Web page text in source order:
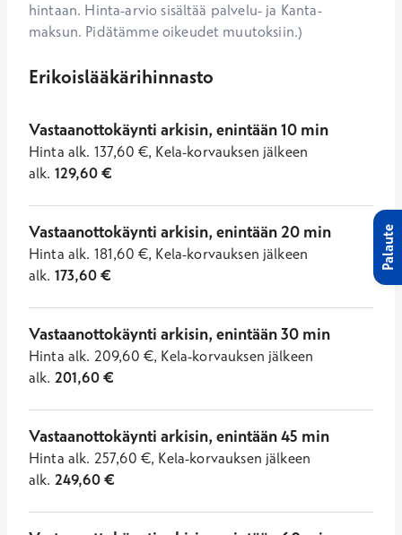
hintaan. Hinta-arvio sisältää palvelu- ja Kanta-
maksun. Pidätämme oikeudet muutoksiin.)
Erikoislääkärihinnasto
Vastaanottokäynti arkisin, enintään 10 min
Hinta alk. 137,60 €, Kela-korvauksen jälkeen
alk. 129,60€
Vastaanottokäynti arkisin, enintään 20 min
Hinta alk. 181,60 €, Kela-korvauksen jälkeen
alk. 173,60€
Vastaanottokäynti arkisin, enintään 30 min
Hinta alk. 209,60 €, Kela-korvauksen jälkeen
alk. 201,60€
Vastaanottokäynti arkisin, enintään 45 min
Hinta alk. 257,60 €, Kela-korvauksen jälkeen
alk. 249,60€
Palaute